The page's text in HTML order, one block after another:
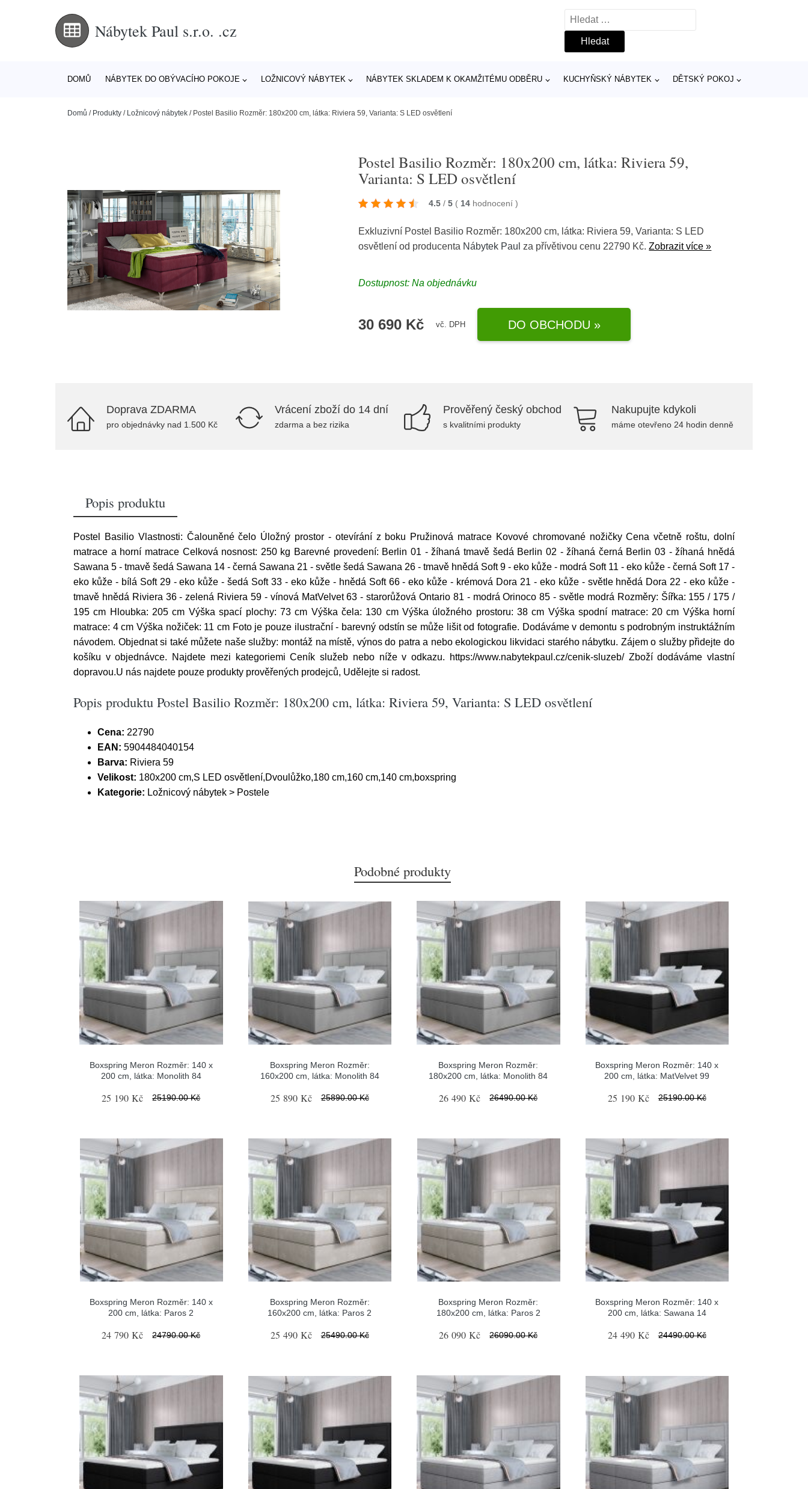
Nábytek Paul s.r.o. .cz
Vyhledávání
DOMŮ NÁBYTEK DO OBÝVACÍHO POKOJE LOŽNICOVÝ NÁBYTEK NÁBYTEK SKLADEM K OKAMŽITÉMU ODBĚRU KUCHYŇSKÝ NÁBYTEK DĚTSKÝ POKOJ
Domů / Produkty / Ložnicový nábytek / Postel Basilio Rozměr: 180x200 cm, látka: Riviera 59, Varianta: S LED osvětlení
Postel Basilio Rozměr: 180x200 cm, látka: Riviera 59,
Varianta: S LED osvětlení
4.5 / 5 ( 14 hodnocení)
Exkluzivní Postel Basilio Rozměr: 180x200 cm, látka: Riviera 59, Varianta: S LED
osvětlení od producenta Nábytek Paul za přívětivou cenu 22790 Kč.Zobrazit více »
Dostupnost: Na objednávku
30 690 Kč vč. DPH DO OBCHODU »
Doprava ZDARMA
pro objednávky nad 1.500 Kč
Vrácení zboží do 14 dní
zdarma a bez rizika
Prověřený český obchod
s kvalitními produkty
Nakupujte kdykoli
máme otevřeno 24 hodin denně
Popis produktu
Postel Basilio Vlastnosti: Čalouněné čelo Úložný prostor - otevírání z boku Pružinová matrace Kovové chromované nožičky Cena včetně roštu, dolní
matrace a horní matrace Celková nosnost: 250 kg Barevné provedení: Berlin 01 - žíhaná tmavě šedá Berlin 02 - žíhaná černá Berlin 03 - žíhaná hnědá
Sawana 5 - tmavě šedá Sawana 14 - černá Sawana 21 - světle šedá Sawana 26 - tmavě hnědá Soft 9 - eko kůže - modrá Soft 11 - eko kůže - černá Soft 17 -
eko kůže - bílá Soft 29 - eko kůže - šedá Soft 33 - eko kůže - hnědá Soft 66 - eko kůže - krémová Dora 21 - eko kůže - světle hnědá Dora 22 - eko kůže -
tmavě hnědá Riviera 36 - zelená Riviera 59 - vínová MatVelvet 63 - starorůžová Ontario 81 - modrá Orinoco 85 - světle modrá Rozměry: Šířka: 155 / 175 /
195 cm Hloubka: 205 cm Výška spací plochy: 73 cm Výška čela: 130 cm Výška úložného prostoru: 38 cm Výška spodní matrace: 20 cm Výška horní
matrace: 4 cm Výška nožiček: 11 cm Foto je pouze ilustrační - barevný odstín se může lišit od fotografie. Dodáváme v demontu s podrobným instruktážním
návodem. Objednat si také můžete naše služby: montáž na místě, výnos do patra a nebo ekologickou likvidaci starého nábytku. Zájem o služby přidejte do
košíku v objednávce. Najdete mezi kategoriemi Ceník služeb nebo níže v odkazu. https://www.nabytekpaul.cz/cenik-sluzeb/ Zboží dodáváme vlastní
dopravou.U nás najdete pouze produkty prověřených prodejců, Udělejte si radost.
Popis produktu Postel Basilio Rozměr: 180x200 cm, látka: Riviera 59, Varianta: S LED osvětlení
Cena: 22790
EAN: 5904484040154
Barva: Riviera 59
Velikost: 180x200 cm,S LED osvětlení,Dvoulůžko,180 cm,160 cm,140 cm,boxspring
Kategorie: Ložnicový nábytek > Postele
Podobné produkty
Boxspring Meron Rozměr: 140 x
200 cm, látka: Monolith 84
25 190 Kč 25190.00 Kč
Boxspring Meron Rozměr:
160x200 cm, látka: Monolith 84
25 890 Kč 25890.00 Kč
Boxspring Meron Rozměr:
180x200 cm, látka: Monolith 84
26 490 Kč 26490.00 Kč
Boxspring Meron Rozměr: 140 x
200 cm, látka: MatVelvet 99
25 190 Kč 25190.00 Kč
Boxspring Meron Rozměr: 140 x
200 cm, látka: Paros 2
24 790 Kč 24790.00 Kč
Boxspring Meron Rozměr:
160x200 cm, látka: Paros 2
25 490 Kč 25490.00 Kč
Boxspring Meron Rozměr:
180x200 cm, látka: Paros 2
26 090 Kč 26090.00 Kč
Boxspring Meron Rozměr: 140 x
200 cm, látka: Sawana 14
24 490 Kč 24490.00 Kč